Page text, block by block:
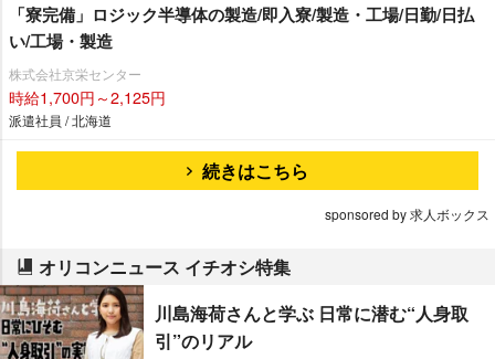
「寮完備」ロジック半導体の製造/即入寮/製造・工場/日勤/日払
い/工場・製造
株式会社京栄センター
時給1,700円～2,125円
派遣社員 / 北海道
続きはこちら
sponsored by 求人ボックス
オリコンニュース イチオシ特集
川島海荷さんと学ぶ 日常に潜む“人身取
引”のリアル